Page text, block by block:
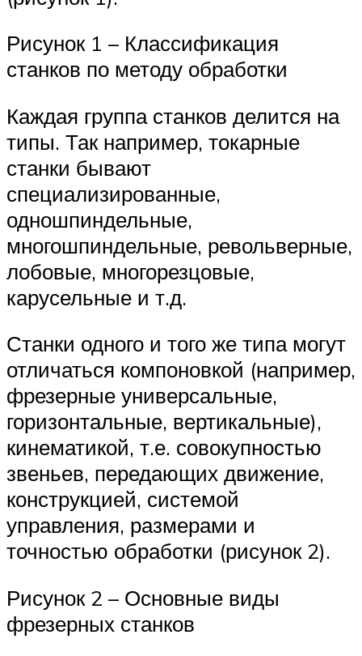
Рисунок 1 – Классификация
станков по методу обработки
Каждая группа станков делится на
типы. Так например, токарные
станки бывают
специализированные,
одношпиндельные,
многошпиндельные, револьверные,
лобовые, многорезцовые,
карусельные и т.д.
Станки одного и того же типа могут
отличаться компоновкой (например,
фрезерные универсальные,
горизонтальные, вертикальные),
кинематикой, т.е. совокупностью
звеньев, передающих движение,
конструкцией, системой
управления, размерами и
точностью обработки (рисунок 2).
Рисунок 2 – Основные виды
фрезерных станков